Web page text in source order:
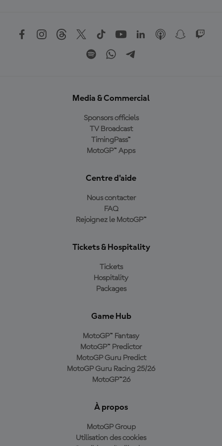
Media & Commercial
Sponsors officiels
TV Broadcast
TimingPass™
MotoGP™ Apps
Centre d'aide
Nous contacter
FAQ
Rejoignez le MotoGP™
Tickets & Hospitality
Tickets
Hospitality
Packages
Game Hub
MotoGP™ Fantasy
MotoGP™ Predictor
MotoGP Guru Predict
MotoGP Guru Racing 25/26
MotoGP™26
À propos
MotoGP Group
Utilisation des cookies